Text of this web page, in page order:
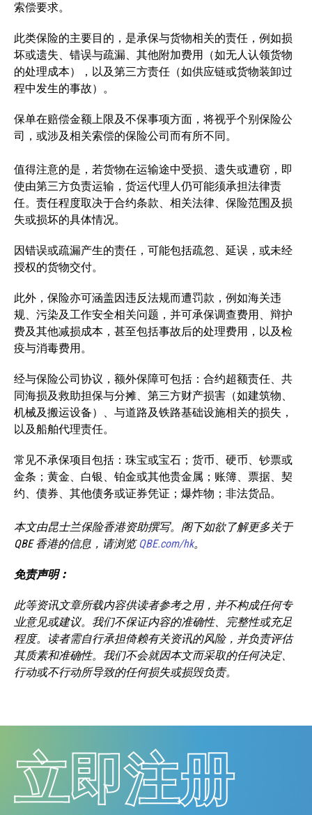
索偿要求。
此类保险的主要目的，是承保与货物相关的责任，例如损
坏或遗失、错误与疏漏、其他附加费用（如无人认领货物
的处理成本），以及第三方责任（如供应链或货物装卸过
程中发生的事故）。
保单在赔偿金额上限及不保事项方面，将视乎个别保险公
司，或涉及相关索偿的保险公司而有所不同。
值得注意的是，若货物在运输途中受损、遗失或遭窃，即
使由第三方负责运输，货运代理人仍可能须承担法律责
任。责任程度取决于合约条款、相关法律、保险范围及损
失或损坏的具体情况。
因错误或疏漏产生的责任，可能包括疏忽、延误，或未经
授权的货物交付。
此外，保险亦可涵盖因违反法规而遭罚款，例如海关违
规、污染及工作安全相关问题，并可承保调查费用、辩护
费及其他减损成本，甚至包括事故后的处理费用，以及检
疫与消毒费用。
经与保险公司协议，额外保障可包括：合约超额责任、共
同海损及救助担保与分摊、第三方财产损害（如建筑物、
机械及搬运设备）、与道路及铁路基础设施相关的损失，
以及船舶代理责任。
常见不承保项目包括：珠宝或宝石；货币、硬币、钞票或
金条；黄金、白银、铂金或其他贵金属；账簿、票据、契
约、债券、其他债务或证券凭证；爆炸物；非法货品。
本文由昆士兰保险香港资助撰写。阁下如欲了解更多关于
QBE 香港的信息，请浏览 QBE.com/hk。
免责声明︰
此等资讯文章所载内容供读者参考之用，并不构成任何专
业意见或建议。我们不保证内容的准确性、完整性或充足
程度。读者需自行承担倚赖有关资讯的风险，并负责评估
其质素和准确性。我们不会就因本文而采取的任何决定、
行动或不行动所导致的任何损失或损毁负责。
立即注册